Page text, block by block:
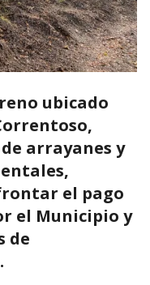
ubicado
arrayanes y
el pago
el Municipio y
de